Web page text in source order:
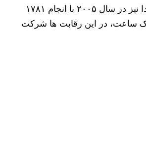
داگ پراد از کانادا نیز در سال ۲۰۰۵ با انجام ۱۷۸۱
ساعت، در این رقابت‌ ها شرکت